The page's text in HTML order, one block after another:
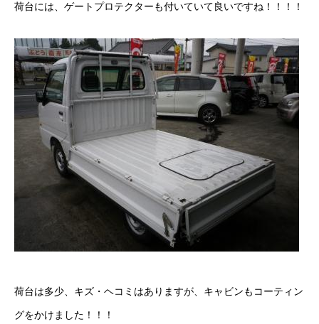
荷台には、ゲートプロテクターも付いていて良いですね！！！！
荷台は多少、キズ・ヘコミはありますが、キャビンもコーティン
グをかけました！！！